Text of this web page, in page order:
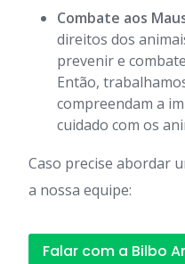
Combate aos
direitos dos
prevenir e
Então,
compreendam a
cuidado com os
Caso precise abordar
a nossa equipe:
Falar com a Bilbo